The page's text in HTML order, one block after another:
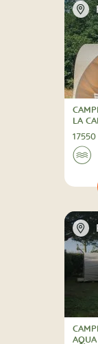
📍
3
LA
17550
🌊
📍
3